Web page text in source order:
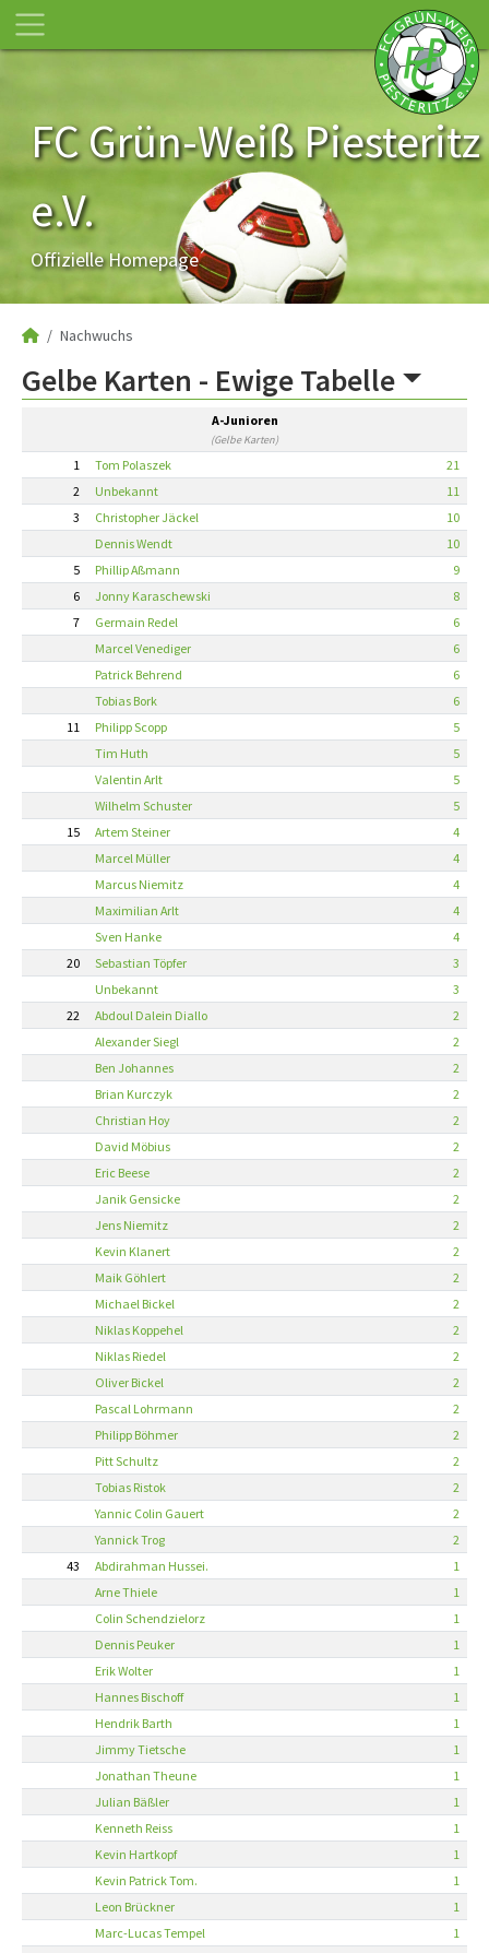
FC Grün-Weiß Piesteritz
e.V.
Offizielle Homepage
Nachwuchs
Gelbe Karten - Ewige Tabelle
A-Junioren
(Gelbe Karten)
1 Tom Polaszek
21
2
Unbekannt
11
3
Christopher Jäckel
10
Dennis Wendt
10
5
Phillip Aßmann
9
6
Jonny Karaschewski
8
7
Germain Redel
6
Marcel Venediger
6
Patrick Behrend
6
Tobias Bork
6
11
Philipp Scopp
5
Tim Huth
5
Valentin Arlt
5
Wilhelm Schuster
5
15
Artem Steiner
4
Marcel Müller
4
Marcus Niemitz
4
Maximilian Arlt
4
Sven Hanke
4
20
Sebastian Töpfer
3
Unbekannt
3
22
Abdoul Dalein Diallo
2
Alexander Siegl
2
Ben Johannes
2
Brian Kurczyk
2
Christian Hoy
2
David Möbius
2
Eric Beese
2
Janik Gensicke
2
Jens Niemitz
2
Kevin Klanert
2
Maik Göhlert
2
Michael Bickel
2
Niklas Koppehel
2
Niklas Riedel
2
Oliver Bickel
2
Pascal Lohrmann
2
Philipp Böhmer
2
Pitt Schultz
2
Tobias Ristok
2
Yannic Colin Gauert
2
Yannick Trog
2
43
Abdirahman Hussei.
1
Arne Thiele
1
Colin Schendzielorz
1
Dennis Peuker
1
Erik Wolter
1
Hannes Bischoff
1
Hendrik Barth
1
Jimmy Tietsche
1
Jonathan Theune
1
Julian Bäßler
1
Kenneth Reiss
1
Kevin Hartkopf
1
Kevin Patrick Tom.
1
Leon Brückner
1
Marc-Lucas Tempel
1